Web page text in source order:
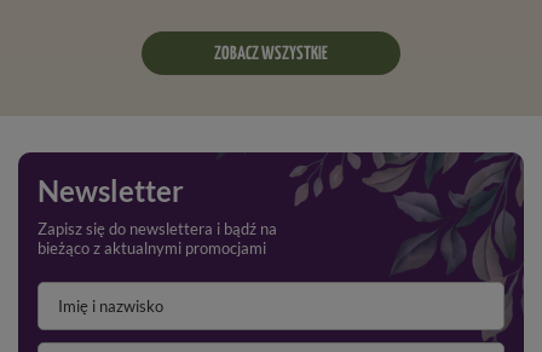
ZOBACZ WSZYSTKIE
Newsletter
Zapisz się do newslettera i bądź na
bieżąco z aktualnymi promocjami